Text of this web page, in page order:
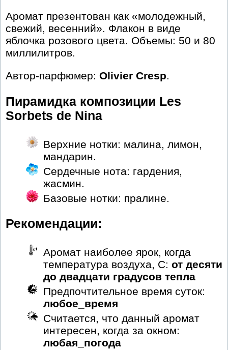
Аромат презентован как «молодежный,
свежий, весенний». Флакон в виде
яблочка розового цвета. Объемы: 50 и 80
миллилитров.
Автор-парфюмер: Olivier Cresp.
Пирамидка композиции Les
Sorbets de Nina
Верхние нотки: малина, лимон,
мандарин.
Сердечные нота: гардения,
жасмин.
Базовые нотки: пралине.
Рекомендации:
Аромат наиболее ярок, когда
температура воздуха, С: от десяти
до двадцати градусов тепла
Предпочтительное время суток:
любое_время
Считается, что данный аромат
интересен, когда за окном:
любая_погода